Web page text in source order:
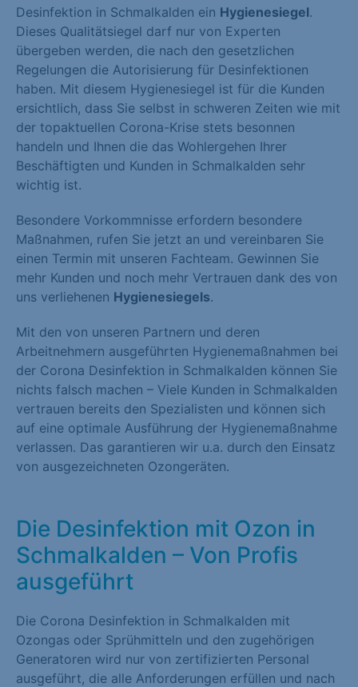
Desinfektion in Schmalkalden ein Hygienesiegel.
Dieses Qualitätsiegel darf nur von Experten
übergeben werden, die nach den gesetzlichen
Regelungen die Autorisierung für Desinfektionen
haben. Mit diesem Hygienesiegel ist für die Kunden
ersichtlich, dass Sie selbst in schweren Zeiten wie mit
der topaktuellen Corona-Krise stets besonnen
handeln und Ihnen die das Wohlergehen Ihrer
Beschäftigten und Kunden in Schmalkalden sehr
wichtig ist.
Besondere Vorkommnisse erfordern besondere
Maßnahmen, rufen Sie jetzt an und vereinbaren Sie
einen Termin mit unseren Fachteam. Gewinnen Sie
mehr Kunden und noch mehr Vertrauen dank des von
uns verliehenen Hygienesiegels.
Mit den von unseren Partnern und deren
Arbeitnehmern ausgeführten Hygienemaßnahmen bei
der Corona Desinfektion in Schmalkalden können Sie
nichts falsch machen – Viele Kunden in Schmalkalden
vertrauen bereits den Spezialisten und können sich
auf eine optimale Ausführung der Hygienemaßnahme
verlassen. Das garantieren wir u.a. durch den Einsatz
von ausgezeichneten Ozongeräten.
Die Desinfektion mit Ozon in
Schmalkalden – Von Profis
ausgeführt
Die Corona Desinfektion in Schmalkalden mit
Ozongas oder Sprühmitteln und den zugehörigen
Generatoren wird nur von zertifizierten Personal
ausgeführt, die alle Anforderungen erfüllen und nach